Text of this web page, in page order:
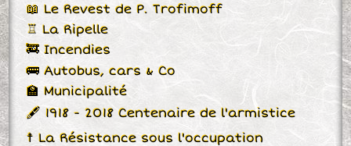
📖 Le Revest de P. Trofimoff
♖ La Ripelle
🚒 Incendies
🚌 Autobus, cars & Co
🏫 Municipalité
🖋 1918 - 2018 Centenaire de l'armistice
☨ La Résistance sous l'occupation